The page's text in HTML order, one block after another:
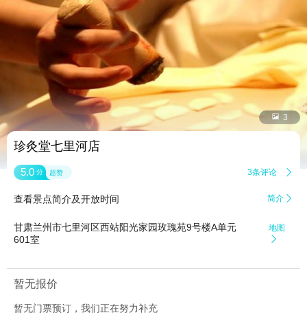
 3
珍灸堂七里河店
5.0 分 超赞 3条评论 
查看景点简介及开放时间 简介 
甘肃兰州市七里河区西站阳光家园玫瑰苑9号楼A单元
601室
地图

暂无报价
暂无门票预订，我们正在努力补充
